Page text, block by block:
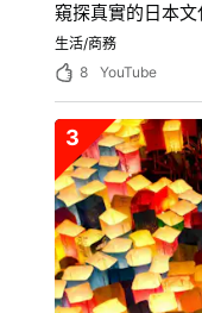
窺探真實的日本文
生活/商務
8
YouTube
3